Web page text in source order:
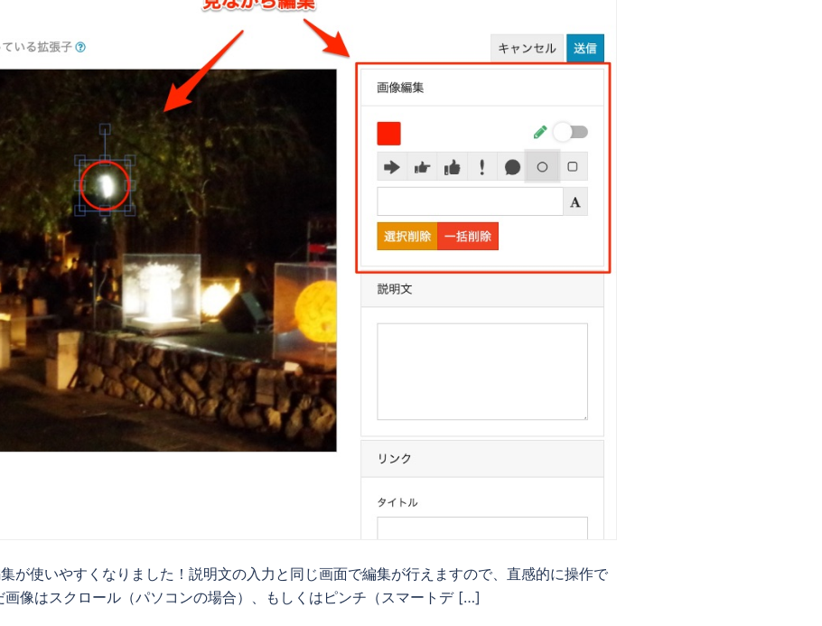
が使いやすくなりました！説明文の入力と同じ画面で編集が行えますので、直感的に操作で
画像はスクロール（パソコンの場合）、もしくはピンチ（スマートデ […]